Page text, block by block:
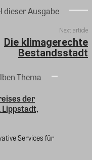
dieser Ausgabe
Next article
Die klimagerechte
Bestandsstadt
Thema
der
Services für